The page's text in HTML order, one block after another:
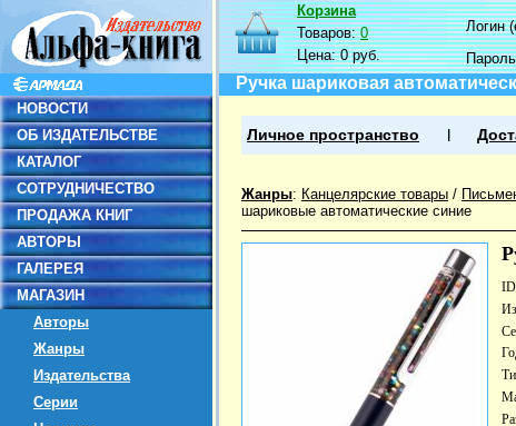
НОВОСТИ
ОБ ИЗДАТЕЛЬСТВЕ
КАТАЛОГ
СОТРУДНИЧЕСТВО
ПРОДАЖА КНИГ
АВТОРЫ
ГАЛЕРЕЯ
МАГАЗИН
Авторы
Жанры
Издательства
Серии
Корзина
Товаров:0
Цена:0 руб.
Логин
Ручка шариковая
Личное пространство
Жанры: Канцелярские товары /
шариковые автоматические синие
ID